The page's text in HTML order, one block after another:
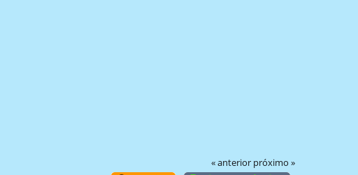
« anterior próximo »